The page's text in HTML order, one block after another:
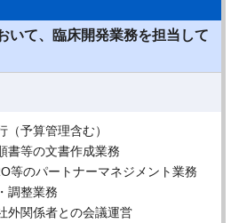
いて、臨床開発業務を担当して
予算管理含む）
書等の文書作成業務
等のパートナーマネジメント業務
調整業務
外関係者との会議運営